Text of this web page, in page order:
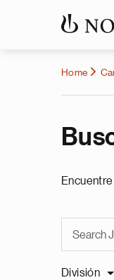
Home
División